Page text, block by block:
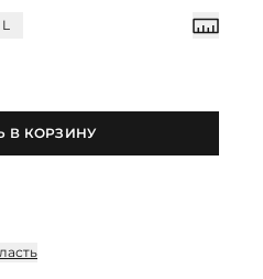
L
В КОРЗИНУ